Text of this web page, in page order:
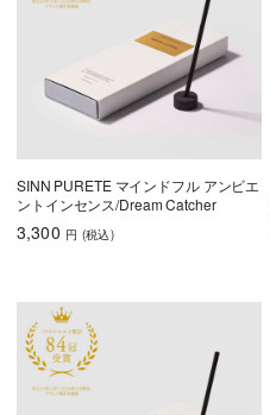
SINN PURETE マインドフル アンビエ
ントインセンス/Dream Catcher
3,300 円 (税込)